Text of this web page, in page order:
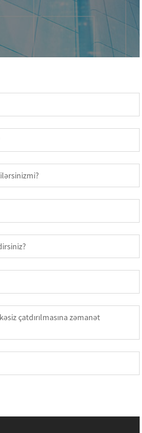
çatdırılmasına zəmanət